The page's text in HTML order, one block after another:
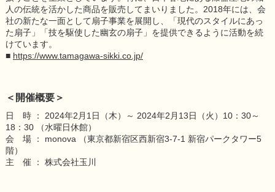
人の伝統を活かした商品を販売してまいりました。2018年には、会
社の新たな一面として扇子事業を展開し、「現代のスタイルにあっ
た扇子」「技を駆使した幽玄の扇子」を提供できるように活動を続
けています。
■ https://www.tamagawa-sikki.co.jp/
＜開催概要＞
日 時 ： 2024年2月1日（木）～ 2024年2月13日（火）10：30～
18：30 （水曜日休館）
会 場 ： monova （東京都新宿区西新宿3-7-1 新宿パークタワー5
階）
主 催 ： 株式会社玉川